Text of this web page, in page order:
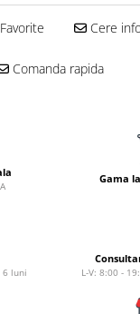
Cere
Comanda rapida
Gama
6 luni L-V: 8:00 -